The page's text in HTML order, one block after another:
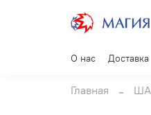
О нас Доставка
Главная